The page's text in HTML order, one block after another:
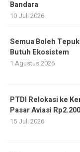
Bandara
10 Juli 2026
Semua Boleh
Butuh Ekosistem
1 Agustus 2026
PTDI Relokasi ke
Pasar Aviasi
15 Juli 2026